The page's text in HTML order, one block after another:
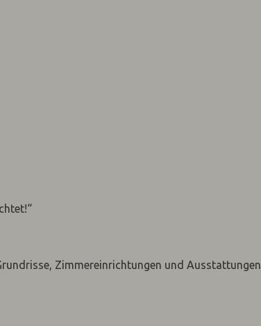
Zimmereinrichtungen und Ausstattungen